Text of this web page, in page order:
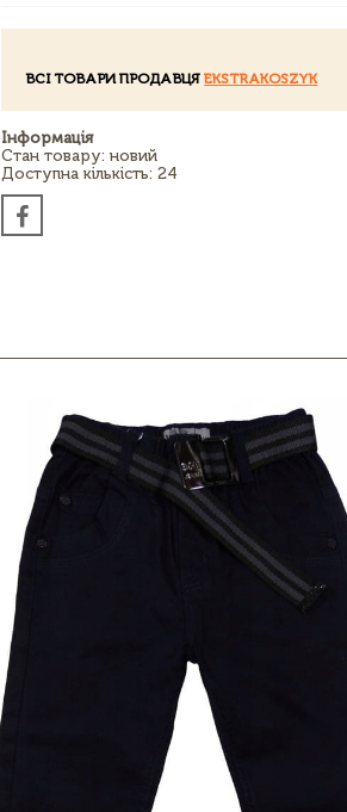
ВСІ ТОВАРИ ПРОДАВЦЯEKSTRAKOSZYK
Інформація
Стан товару: новий
Доступна кількість: 24